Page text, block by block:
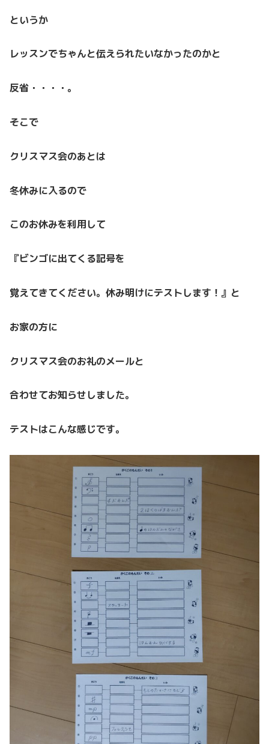
というか
レッスンでちゃんと伝えられたいなかったのかと
反省・・・・。
そこで
クリスマス会のあとは
冬休みに入るので
このお休みを利用して
『ビンゴに出てくる記号を
覚えてきてください。休み明けにテストします！』と
お家の方に
クリスマス会のお礼のメールと
合わせてお知らせしました。
テストはこんな感じです。